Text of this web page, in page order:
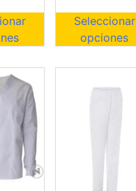
Seleccionar
opciones